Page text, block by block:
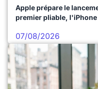
Apple prépare le
premier pliable,
07/08/2026